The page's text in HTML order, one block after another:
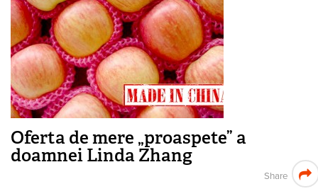
Oferta de mere „proaspete” a
doamnei Linda Zhang
Share